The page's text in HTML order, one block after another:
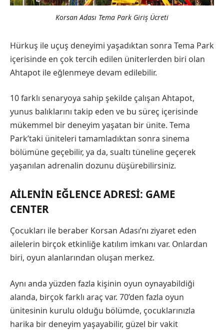
Korsan Adası Tema Park Giriş Ücreti
Hürkuş ile uçuş deneyimi yaşadıktan sonra Tema Park
içerisinde en çok tercih edilen üniterlerden biri olan
Ahtapot ile eğlenmeye devam edilebilir.
10 farklı senaryoya sahip şekilde çalışan Ahtapot,
yunus balıklarını takip eden ve bu süreç içerisinde
mükemmel bir deneyim yaşatan bir ünite. Tema
Park’taki üniteleri tamamladıktan sonra sinema
bölümüne geçebilir, ya da, sualtı tüneline geçerek
yaşanılan adrenalin dozunu düşürebilirsiniz.
AILENIN EĞLENCE ADRESI: GAME
CENTER
Çocukları ile beraber Korsan Adası’nı ziyaret eden
ailelerin birçok etkinliğe katılım imkanı var. Onlardan
biri, oyun alanlarından oluşan merkez.
Aynı anda yüzden fazla kişinin oyun oynayabildiği
alanda, birçok farklı araç var. 70’den fazla oyun
ünitesinin kurulu olduğu bölümde, çocuklarınızla
harika bir deneyim yaşayabilir, güzel bir vakit